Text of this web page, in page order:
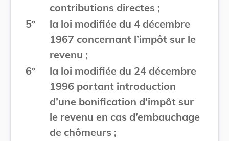
contributions directes ;
5°
la loi modifiée du 4 décembre
1967 concernant l’impôt sur le
revenu ;
6°
la loi modifiée du 24 décembre
1996 portant introduction
d’une bonification d’impôt sur
le revenu en cas d’embauchage
de chômeurs ;